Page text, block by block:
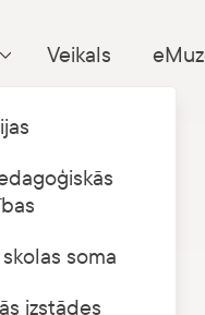
Parādīt apakšizvēlni
soma
izstādes
Veikals